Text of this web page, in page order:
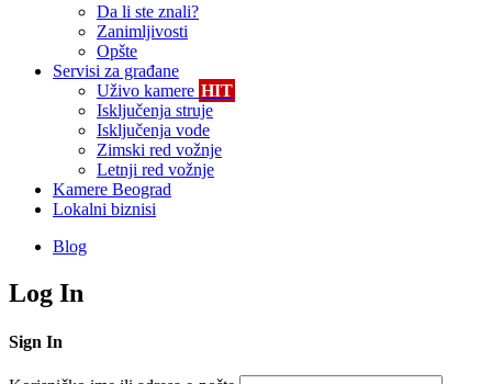
Da li ste znali?
Zanimljivosti
Opšte
Servisi za građane
Uživo kamere HIT
Isključenja struje
Isključenja vode
Zimski red vožnje
Letnji red vožnje
Kamere Beograd
Lokalni biznisi
Blog
Log In
Sign In